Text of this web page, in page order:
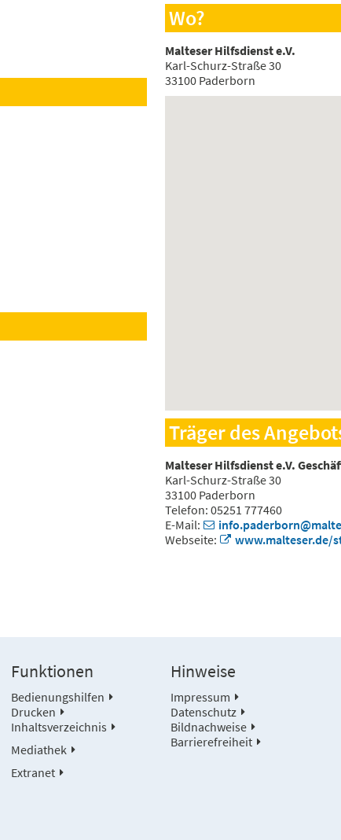
Wo?
Malteser Hilfsdienst e.V.
Karl-Schurz-Straße 30
33100 Paderborn
Träger des
Malteser Hilfsdienst e.V.
Karl-Schurz-Straße 30
33100 Paderborn
Telefon: 05251 777460
E-Mail:
Webseite:
www.malteser.de/
Funktionen
Bedienungshilfen
Drucken
Inhaltsverzeichnis
Mediathek
Extranet
Hinweise
Impressum
Datenschutz
Bildnachweise
Barrierefreiheit